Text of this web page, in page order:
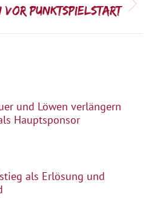
vor Punktspielstart
und Löwen verlängern
Hauptsponsor
als Erlösung und